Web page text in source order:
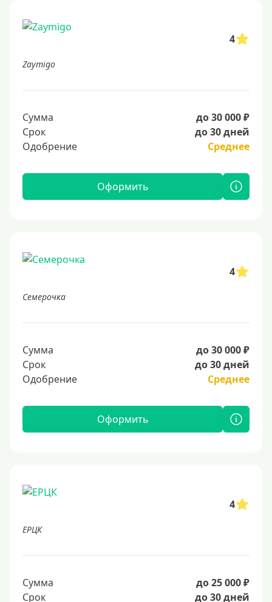
4
Zaymigo
Сумма
до 30 000 ₽
Срок
до 30 дней
Одобрение
Среднее
Оформить
4
Семерочка
Сумма
до 30 000 ₽
Срок
до 30 дней
Одобрение
Среднее
Оформить
4
ЕРЦК
Сумма
до 25 000 ₽
Срок
до 30 дней